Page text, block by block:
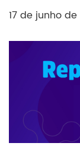
17 de junho de